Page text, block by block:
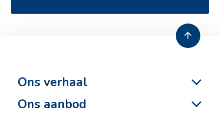
Ons verhaal
Ons aanbod